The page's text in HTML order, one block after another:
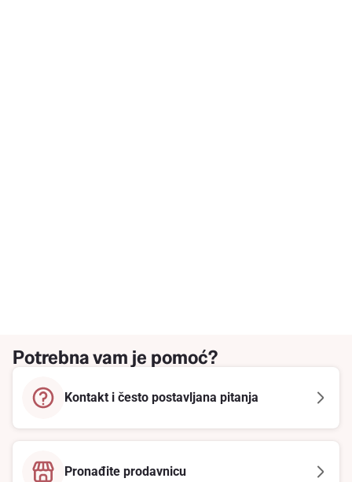
Potrebna vam je pomoć?
Kontakt i često postavljana pitanja
Pronađite prodavnicu